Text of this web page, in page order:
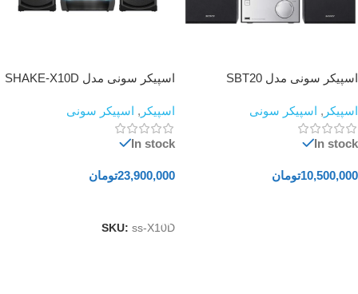
اسپیکر سونی مدل SBT20
اسپیکر , اسپیکر سونی
In stock
10,500,000تومان
اسپیکر سونی مدل SHAKE-X10D
اسپیکر , اسپیکر سونی
In stock
23,900,000تومان
SKU: ss-X10D